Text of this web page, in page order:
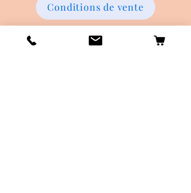
Conditions de vente